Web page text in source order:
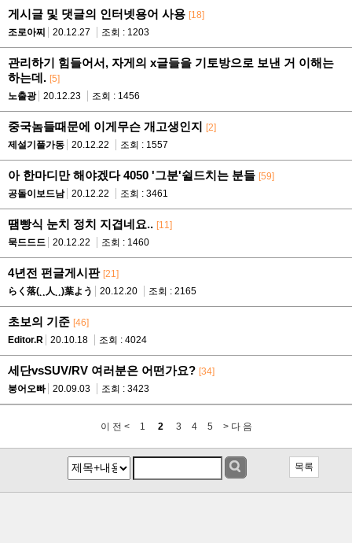
게시글 및 댓글의 인터넷용어 사용 [18]
조로아찌
20.12.27 조회 : 1203
관리하기 힘들어서, 자게의 x글들을 기토방으로 보낸 거 이해는
하는데. [5]
노출광
20.12.23 조회 : 1456
중국놈들때문에 이게무슨 개고생인지 [2]
제설기풀가동
20.12.22 조회 : 1557
아 한마디만 해야겠다 4050 '그분'쉴드치는 분들 [59]
공돌이보드남
20.12.22 조회 : 3461
땜빵식 눈치 정치 지겹네요.. [11]
묵드드드
20.12.22 조회 : 1460
4년전 펀글게시판 [21]
らく落(˛¸人˛¸)葉よう
20.12.20 조회 : 2165
초보의 기준 [46]
Editor.R
20.10.18 조회 : 4024
세단vsSUV/RV 여러분은 어떤가요? [34]
붕어오빠
20.09.03 조회 : 3423
이 전 < 1 2 3 4 5 > 다 음
목록